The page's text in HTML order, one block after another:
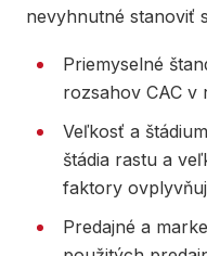
nevyhnutné stanoviť
Priemyselné
rozsahov CAC v
Veľkosť a
štádia rastu a
faktory
Predajné a